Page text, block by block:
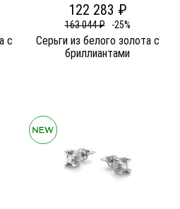
c
122 283 ₽
163 044 ₽ -25%
Серьги из белого золота c
бриллиантами